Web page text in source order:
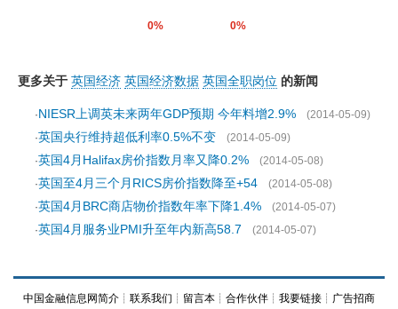
0% 0%
更多关于 英国经济 英国经济数据 英国全职岗位 的新闻
·NIESR上调英未来两年GDP预期 今年料增2.9%
(2014-05-09)
·英国央行维持超低利率0.5%不变
(2014-05-09)
·英国4月Halifax房价指数月率又降0.2%
(2014-05-08)
·英国至4月三个月RICS房价指数降至+54
(2014-05-08)
·英国4月BRC商店物价指数年率下降1.4%
(2014-05-07)
·英国4月服务业PMI升至年内新高58.7 (2014-05-07)
中国金融信息网简介 ┊ 联系我们 ┊ 留言本 ┊ 合作伙伴 ┊ 我要链接 ┊ 广告招商